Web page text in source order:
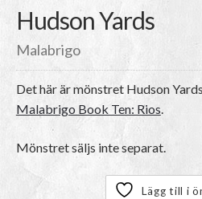
Hudson Yards
Malabrigo
Det här är mönstret Hudson Yards
Malabrigo Book Ten: Rios.
Mönstret säljs inte separat.
Lägg till i